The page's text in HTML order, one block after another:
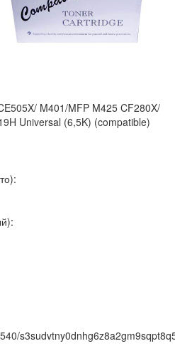
M401/MFP M425 CF280X/
Universal (6,5K) (compatible)